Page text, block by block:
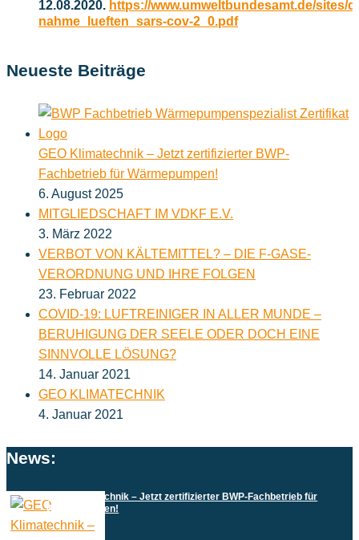
12.08.2020. https://www.umweltbundesamt.de/sites/
nahme_lueften_sars-cov-2_0.pdf
Neueste Beiträge
GEO Klimatechnik – Jetzt zertifizierter BWP-
Fachbetrieb für Wärmepumpen!
6. August 2025
MITGLIEDSCHAFT IM VDKF E.V.
3. März 2022
VERBOT VON KÄLTEMITTEL? – DIE F-GASE-
VERORDNUNG UND IHRE FOLGEN
23. Februar 2022
COVID-19: LUFTREINIGER IN ALLER MUNDE –
BERUHIGUNG DER SEELE ODER DOCH EINE
SINNVOLLE LÖSUNG?
14. Januar 2021
GEO KLIMATECHNIK
4. Januar 2021
News:
GEO Klimatechnik – Jetzt zertifizierter BWP-Fachbetrieb für
Wärmepumpen!